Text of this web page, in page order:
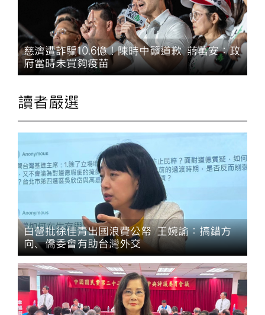
慈濟遭詐騙10.6億！陳時中籲道歉 蔣萬安：政
府當時未買夠疫苗
讀者嚴選
白營批徐佳青出國浪費公帑 王婉諭：搞錯方
向、僑委會有助台灣外交